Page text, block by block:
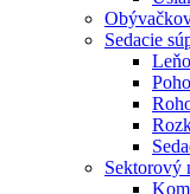
Sedacie
Sektorový